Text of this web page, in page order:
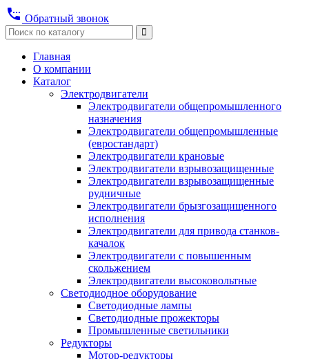
settings_phone Обратный звонок
Главная
О компании
Каталог
Электродвигатели
Электродвигатели общепромышленного
назначения
Электродвигатели общепромышленные
(евростандарт)
Электродвигатели крановые
Электродвигатели взрывозащищенные
Электродвигатели взрывозащищенные
рудничные
Электродвигатели брызгозащищенного
исполнения
Электродвигатели для привода станков-
качалок
Электродвигатели с повышенным
скольжением
Электродвигатели высоковольтные
Светодиодное оборудование
Светодиодные лампы
Светодиодные прожекторы
Промышленные светильники
Редукторы
Мотор-редукторы